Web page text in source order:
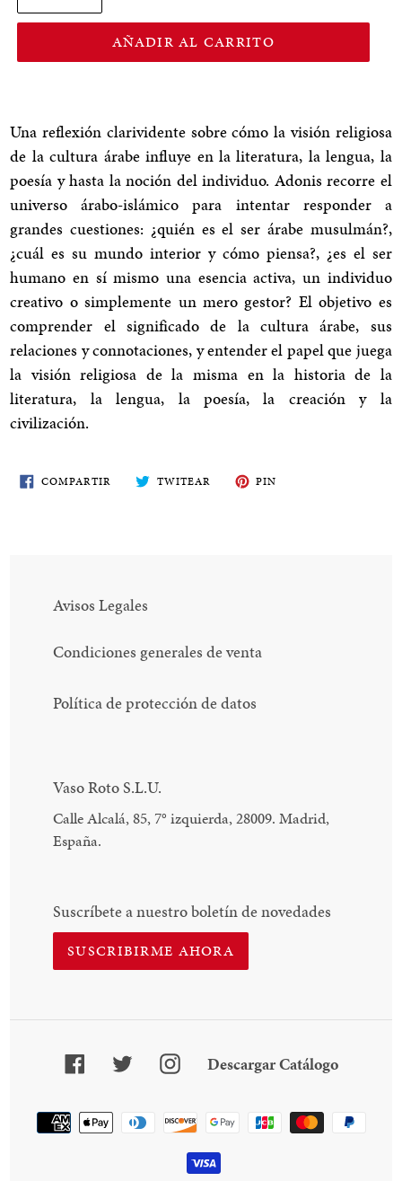
AÑADIR AL CARRITO
Una reflexión clarividente sobre cómo la visión religiosa
de la cultura árabe influye en la literatura, la lengua, la
poesía y hasta la noción del individuo. Adonis recorre el
universo árabo-islámico para intentar responder a
grandes cuestiones: ¿quién es el ser árabe musulmán?,
¿cuál es su mundo interior y cómo piensa?, ¿es el ser
humano en sí mismo una esencia activa, un individuo
creativo o simplemente un mero gestor? El objetivo es
comprender el significado de la cultura árabe, sus
relaciones y connotaciones, y entender el papel que juega
la visión religiosa de la misma en la historia de la
literatura, la lengua, la poesía, la creación y la
civilización.
COMPARTIR COMPARTE
EN
TWITEAR TWITEA
EN
PIN
Avisos Legales
Condiciones generales de venta
Política de protección de datos
Vaso Roto S.L.U.
Calle Alcalá, 85, 7° izquierda, 28009. Madrid,
España.
Suscríbete a nuestro boletín de novedades
SUSCRIBIRME AHORA
FacebookTwitterInstagram
Descargar Catálogo
Método
pago